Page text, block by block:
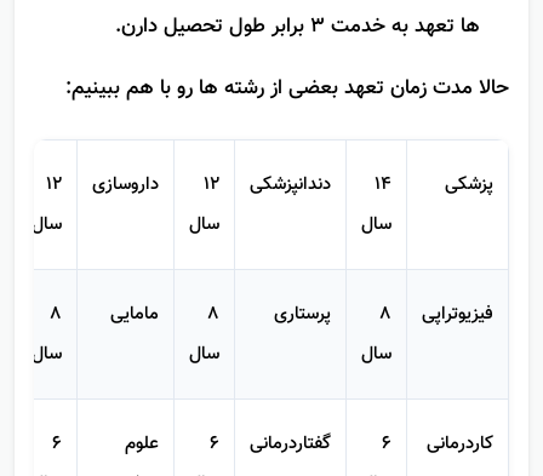
تعهد به خدمت 2 برابر طول تحصیل و بعضی از رشته
ها تعهد به خدمت 3 برابر طول تحصیل دارن.
حالا مدت زمان تعهد بعضی از رشته ها رو با هم ببینیم:
14
سال
12
سال
12
سال
8
سال
8
سال
8
سال